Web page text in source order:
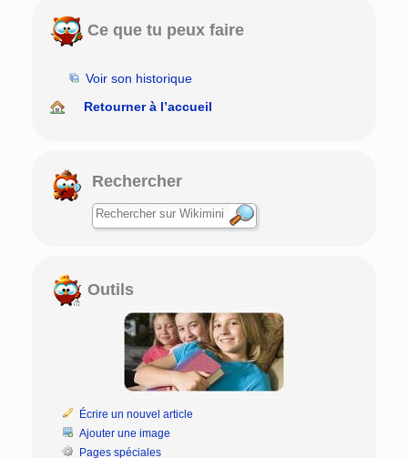
Ce que tu peux faire
Voir son historique
Retourner à l’accueil
Rechercher
Outils
Écrire un nouvel article
Ajouter une image
Pages spéciales